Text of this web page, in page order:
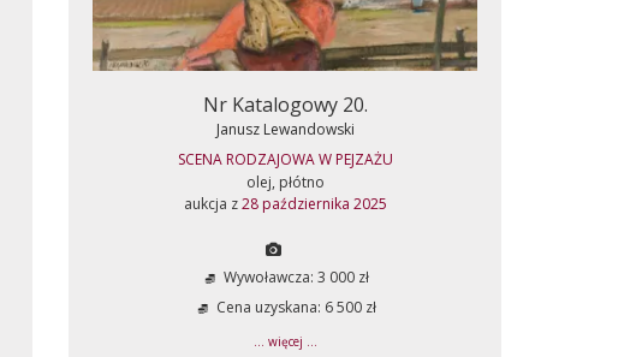
Nr Katalogowy 20.
Janusz Lewandowski
SCENA RODZAJOWA W PEJZAŻU
olej, płótno
aukcja z28 października 2025
Wywoławcza: 3 000 zł
Cena uzyskana: 6 500 zł
... więcej ...